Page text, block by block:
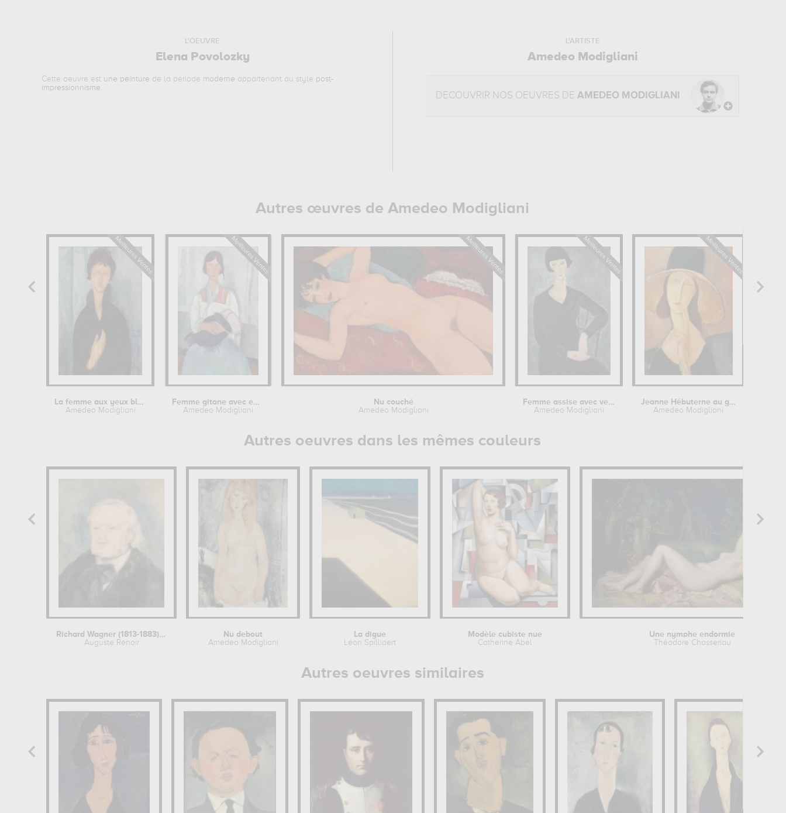
L'OEUVRE
Elena Povolozky
Cette oeuvre est une peinture de la période moderne appartenant au style post-
impressionnisme.
L'ARTISTE
Amedeo Modigliani
DÉCOUVRIR NOS OEUVRES DEAMEDEO MODIGLIANI
Autres œuvres de Amedeo Modigliani
La femme aux yeux bleus
Amedeo Modigliani
Femme gitane avec enfant
Amedeo Modigliani
Nu couché
Amedeo Modigliani
Femme assise avec veste bleue
Amedeo Modigliani
Jeanne Hébuterne au grand chapeau
Amedeo Modigliani
Autres oeuvres dans les mêmes couleurs
Richard Wagner (1813-1883),...
Auguste Renoir
Nu debout
Amedeo Modigliani
La digue
Léon Spilliaert
Modèle cubiste nue
Catherine Abel
Une nymphe endormie
Théodore Chasseriau
Autres oeuvres similaires